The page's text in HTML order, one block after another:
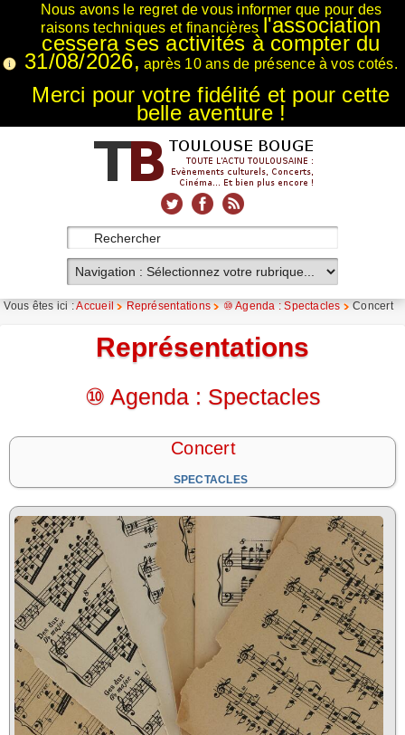
Nous avons le regret de vous informer que pour des
raisons techniques et financières l'association
cessera ses activités à compter du
31/08/2026, après 10 ans de présence à vos cotés.
Merci pour votre fidélité et pour cette
belle aventure !
Vous êtes ici :Accueil Représentations ⑩ Agenda : Spectacles Concert
Représentations
⑩ Agenda : Spectacles
Concert
SPECTACLES